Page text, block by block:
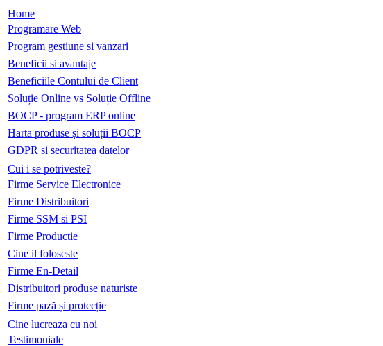
Home
Programare Web
Program gestiune si vanzari
Beneficii si avantaje
Beneficiile Contului de Client
Soluție Online vs Soluție Offline
BOCP - program ERP online
Harta produse și soluții BOCP
GDPR si securitatea datelor
Cui i se potriveste?
Firme Service Electronice
Firme Distribuitori
Firme SSM si PSI
Firme Productie
Cine il foloseste
Firme En-Detail
Distribuitori produse naturiste
Firme pază și protecție
Cine lucreaza cu noi
Testimoniale